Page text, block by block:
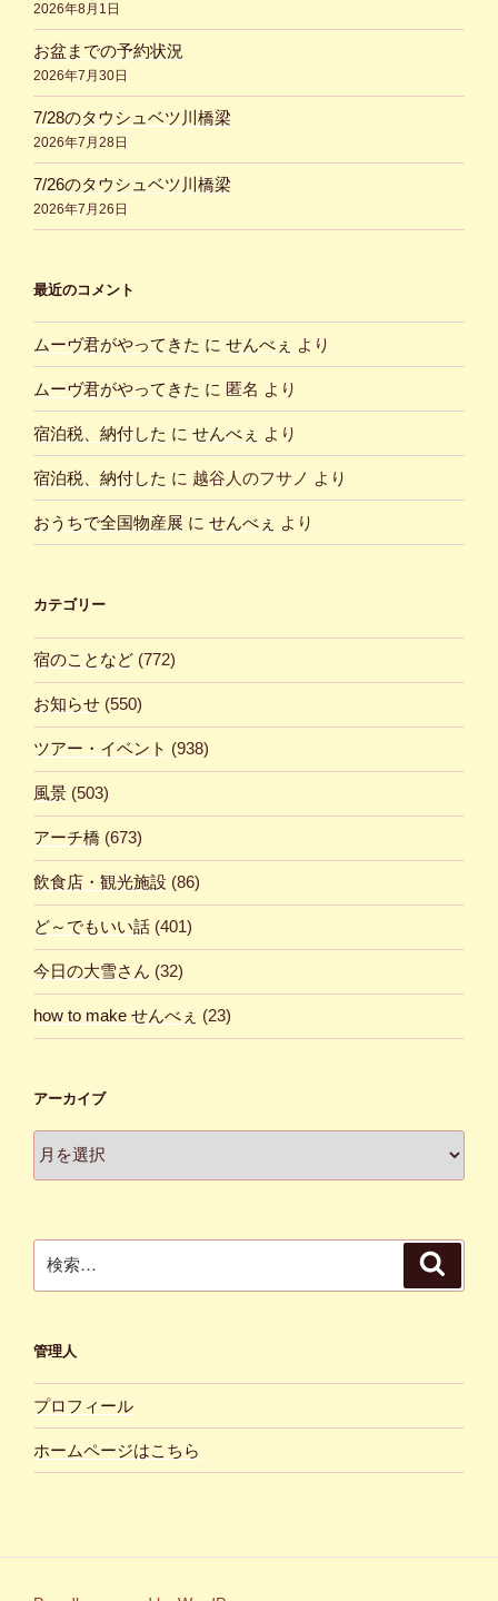
2026年8月1日
お盆までの予約状況
2026年7月30日
7/28のタウシュベツ川橋梁
2026年7月28日
7/26のタウシュベツ川橋梁
2026年7月26日
最近のコメント
ムーヴ君がやってきた に せんべぇ より
ムーヴ君がやってきた に 匿名 より
宿泊税、納付した に せんべぇ より
宿泊税、納付した に 越谷人のフサノ より
おうちで全国物産展 に せんべぇ より
カテゴリー
宿のことなど (772)
お知らせ (550)
ツアー・イベント (938)
風景 (503)
アーチ橋 (673)
飲食店・観光施設 (86)
ど～でもいい話 (401)
今日の大雪さん (32)
how to make せんべぇ (23)
アーカイブ
ー
索:
管理人
プロフィール
ホームページはこちら